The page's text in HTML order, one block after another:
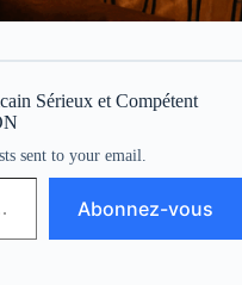
Sérieux et Compétent
sent to your email.
Abonnez-vous